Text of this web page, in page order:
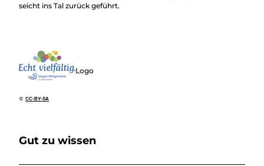
seicht ins Tal zurück geführt.
© CC-BY-SA
Logo
Gut zu wissen